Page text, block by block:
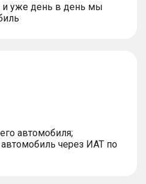
и уже день в день мы
автомобиля;
через ИАТ по